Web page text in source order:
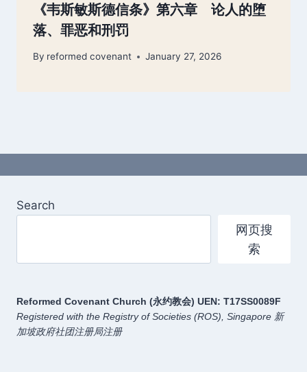
《韦斯敏斯德信条》第六章 论人的堕
落、罪恶和刑罚
By reformed covenant January 27, 2026
Search
网页搜
索
Reformed Covenant Church (永约教会) UEN: T17SS0089F
Registered with the Registry of Societies (ROS), Singapore 新
加坡政府社团注册局注册